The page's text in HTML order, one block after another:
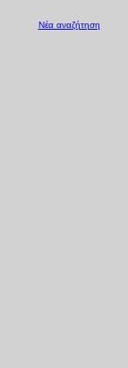
Νέα αναζήτηση